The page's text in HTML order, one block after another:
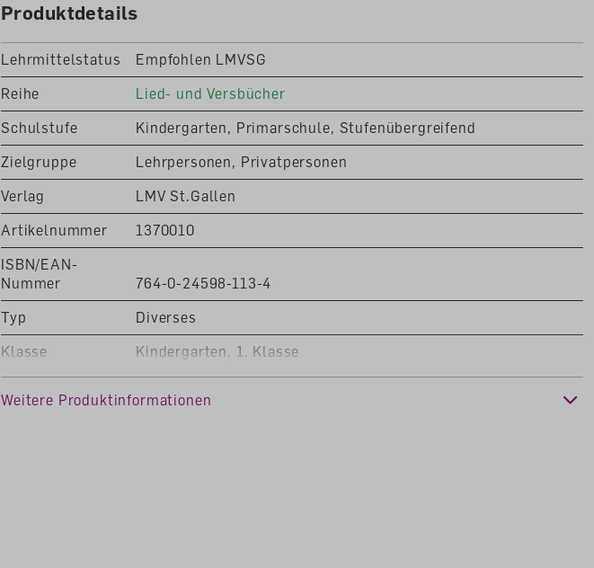
Produktdetails
Lehrmittelstatus
Empfohlen LMVSG
Reihe
Lied- und Versbücher
Schulstufe
Kindergarten, Primarschule, Stufenübergreifend
Zielgruppe
Lehrpersonen, Privatpersonen
Verlag
LMV St.Gallen
Artikelnummer
1370010
ISBN/EAN-
Nummer
764-0-24598-113-4
Typ
Diverses
Klasse
Kindergarten, 1. Klasse
Weitere Produktinformationen
Ablehnen